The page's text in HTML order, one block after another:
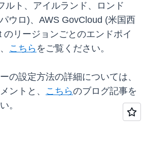
ルト、アイルランド、ロンド
ウロ)、AWS GovCloud (米国西
のリージョンごとのエンドポイ
こちら をご覧ください。
の設定方法の詳細については、
ントと、 こちらのブログ記事を
。